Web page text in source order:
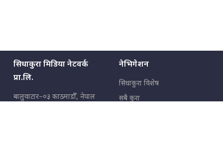
सिधाकुरा मिडिया नेटवर्क
प्रा.लि.
बालुवाटार–०३ काठमाडौँ, नेपाल
नेभिगेशन
सिधाकुरा विशेष
सबै कुरा